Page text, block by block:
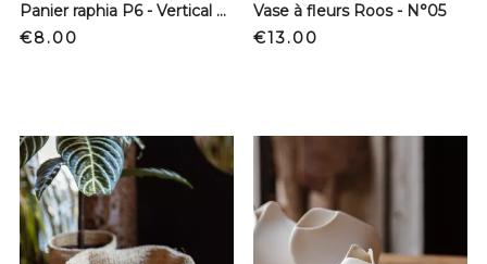
Panier raphia P6 - Vertical noir - XS
Price
€8.00
Vase à fleurs Roos - N°05
Price
€13.00